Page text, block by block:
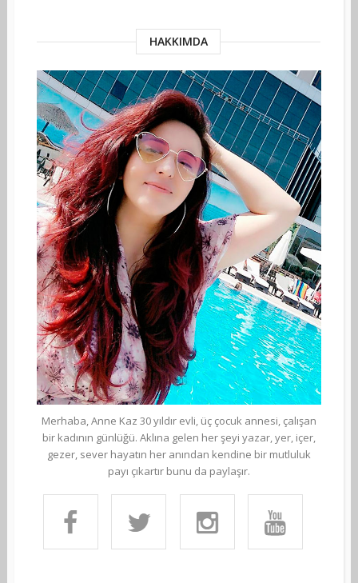
HAKKIMDA
Merhaba, Anne Kaz 30 yıldır evli, üç çocuk annesi, çalışan
bir kadının günlüğü. Aklına gelen her şeyi yazar, yer, içer,
gezer, sever hayatın her anından kendine bir mutluluk
payı çıkartır bunu da paylaşır.